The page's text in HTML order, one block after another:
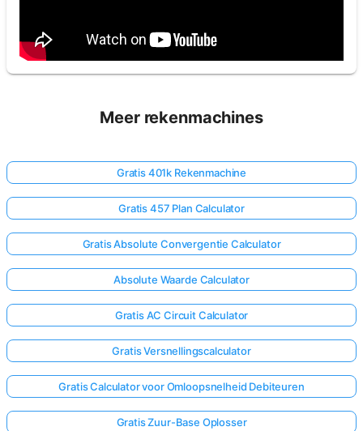
Log
hier
Meer rekenmachines
Gratis 401k Rekenmachine
Gratis 457 Plan Calculator
Gratis Absolute Convergentie Calculator
Absolute Waarde Calculator
Gratis AC Circuit Calculator
Gratis Versnellingscalculator
Gratis Calculator voor Omloopsnelheid Debiteuren
Gratis Zuur-Base Oplosser